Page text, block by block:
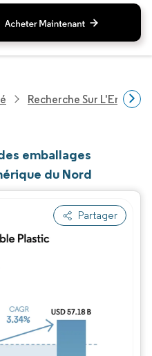
Recherche Sur
emballages
du Nord
Partager